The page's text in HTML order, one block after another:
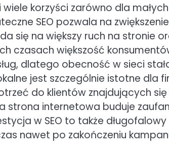
korzyści zarówno dla małych
SEO pozwala na zwiększenie
się na większy ruch na stronie
czasach większość
dlatego obecność w sieci
jest szczególnie istotne dla
do klientów znajdujących się
strona internetowa buduje
w SEO to także długofalowy
nawet po zakończeniu